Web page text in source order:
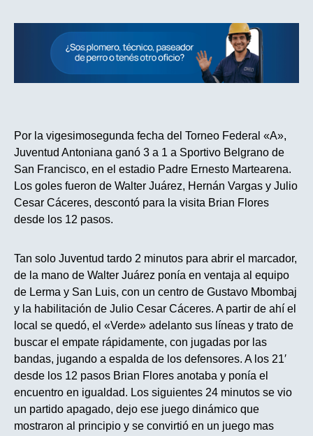
Por la vigesimosegunda fecha del Torneo Federal «A»,
Juventud Antoniana ganó 3 a 1 a Sportivo Belgrano de
San Francisco, en el estadio Padre Ernesto Martearena.
Los goles fueron de Walter Juárez, Hernán Vargas y Julio
Cesar Cáceres, descontó para la visita Brian Flores
desde los 12 pasos.
Tan solo Juventud tardo 2 minutos para abrir el marcador,
de la mano de Walter Juárez ponía en ventaja al equipo
de Lerma y San Luis, con un centro de Gustavo Mbombaj
y la habilitación de Julio Cesar Cáceres. A partir de ahí el
local se quedó, el «Verde» adelanto sus líneas y trato de
buscar el empate rápidamente, con jugadas por las
bandas, jugando a espalda de los defensores. A los 21′
desde los 12 pasos Brian Flores anotaba y ponía el
encuentro en igualdad. Los siguientes 24 minutos se vio
un partido apagado, dejo ese juego dinámico que
mostraron al principio y se convirtió en un juego mas